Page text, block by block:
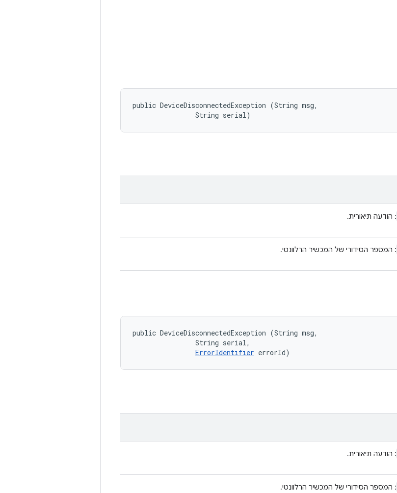
public DeviceDisconnectedException (String msg,
                String serial)
: הודעה תיאורית.
: המספר הסידורי של המכשיר הרלוונטי.
public DeviceDisconnectedException (String msg,
                String serial,
ErrorIdentifier errorId)
: הודעה תיאורית.
: המספר הסידורי של המכשיר הרלוונטי.